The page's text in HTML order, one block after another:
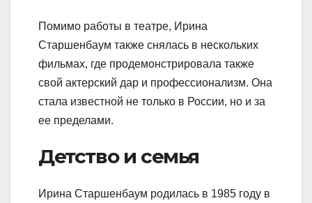
Помимо работы в театре, Ирина
Старшенбаум также снялась в нескольких
фильмах, где продемонстрировала также
свой актерский дар и профессионализм. Она
стала известной не только в России, но и за
ее пределами.
Детство и семья
Ирина Старшенбаум родилась в 1985 году в